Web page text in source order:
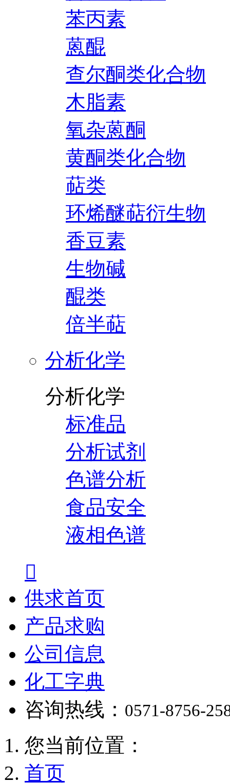
苯丙素
蒽醌
查尔酮类化合物
木脂素
氧杂蒽酮
黄酮类化合物
萜类
环烯醚萜衍生物
香豆素
生物碱
醌类
倍半萜
分析化学
分析化学
标准品
分析试剂
色谱分析
食品安全
液相色谱

供求首页
产品求购
公司信息
化工字典
咨询热线： 0571-8756-
您当前位置：
首页